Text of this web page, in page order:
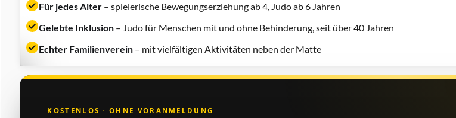
Für jedes Alter – spielerische Bewegungserziehung ab 4, Judo ab 6 Jahren
Gelebte Inklusion – Judo für Menschen mit und ohne Behinderung, seit über 40 Jahren
Echter Familienverein – mit vielfältigen Aktivitäten neben der Matte
KOSTENLOS · OHNE VORANMELDUNG